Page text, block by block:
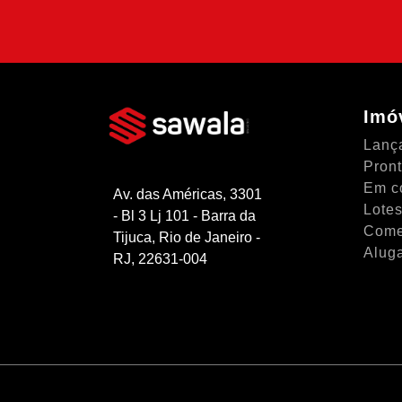
Av. das Américas, 3301
- Bl 3 Lj 101 - Barra da
Tijuca, Rio de Janeiro -
RJ, 22631-004
Em